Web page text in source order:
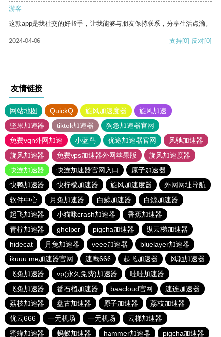
游客
这款app是我社交的好帮手，让我能够与朋友保持联系，分享生活点滴。
2024-04-06 支持[0] 反对[0]
友情链接
网站地图 QuickQ 旋风加速度器
旋风加速
坚果加速器
tiktok加速器
狗急加速器官网
免费vqn外网加速
小蓝鸟 优途加速器官网
风驰加速器
旋风加速器
免费vps加速器外网苹果版
旋风加速度器
快连加速器
快连加速器官网入口
原子加速器
快鸭加速器
快柠檬加速器 旋风加速度器
外网网址导航
软件中心
月兔加速器 白鲸加速器
白鲸加速器
起飞加速器
小猫咪crash加速器
香蕉加速器
青柠加速器
ghelper pigcha加速器
纵云梯加速器
hidecat
月兔加速器 veee加速器
bluelayer加速器
ikuuu.me加速器官网
速鹰666 起飞加速器
风驰加速器
飞兔加速器
vp(永久免费)加速器
哇哇加速器
飞兔加速器
番石榴加速器 baacloud官网
速连加速器
荔枝加速器
盘古加速器 原子加速器
荔枝加速器
优云666
一元机场 一元机场
云梯加速器
蜜蜂加速器
蚂蚁加速器 hammer加速器 pigcha加速器